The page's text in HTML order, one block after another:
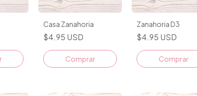
Casa Zanahoria
$4.95 USD
Comprar
Zanahoria D3
$4.95 USD
Comprar